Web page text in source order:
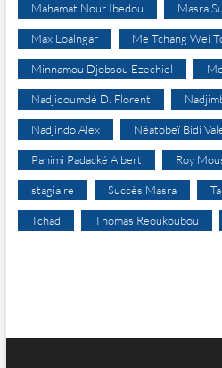
Mahamat Nour Ibedou Masra
Max Loalngar Me Tchang Wei
Minnamou Djobsou Ezechiel
Nadjidoumdé D. Florent
Nadjindo Alex Néatobeï Bidi
Pahimi Padacké Albert Roy
stagiaire Succès Masra
Tchad Thomas Reoukoubou